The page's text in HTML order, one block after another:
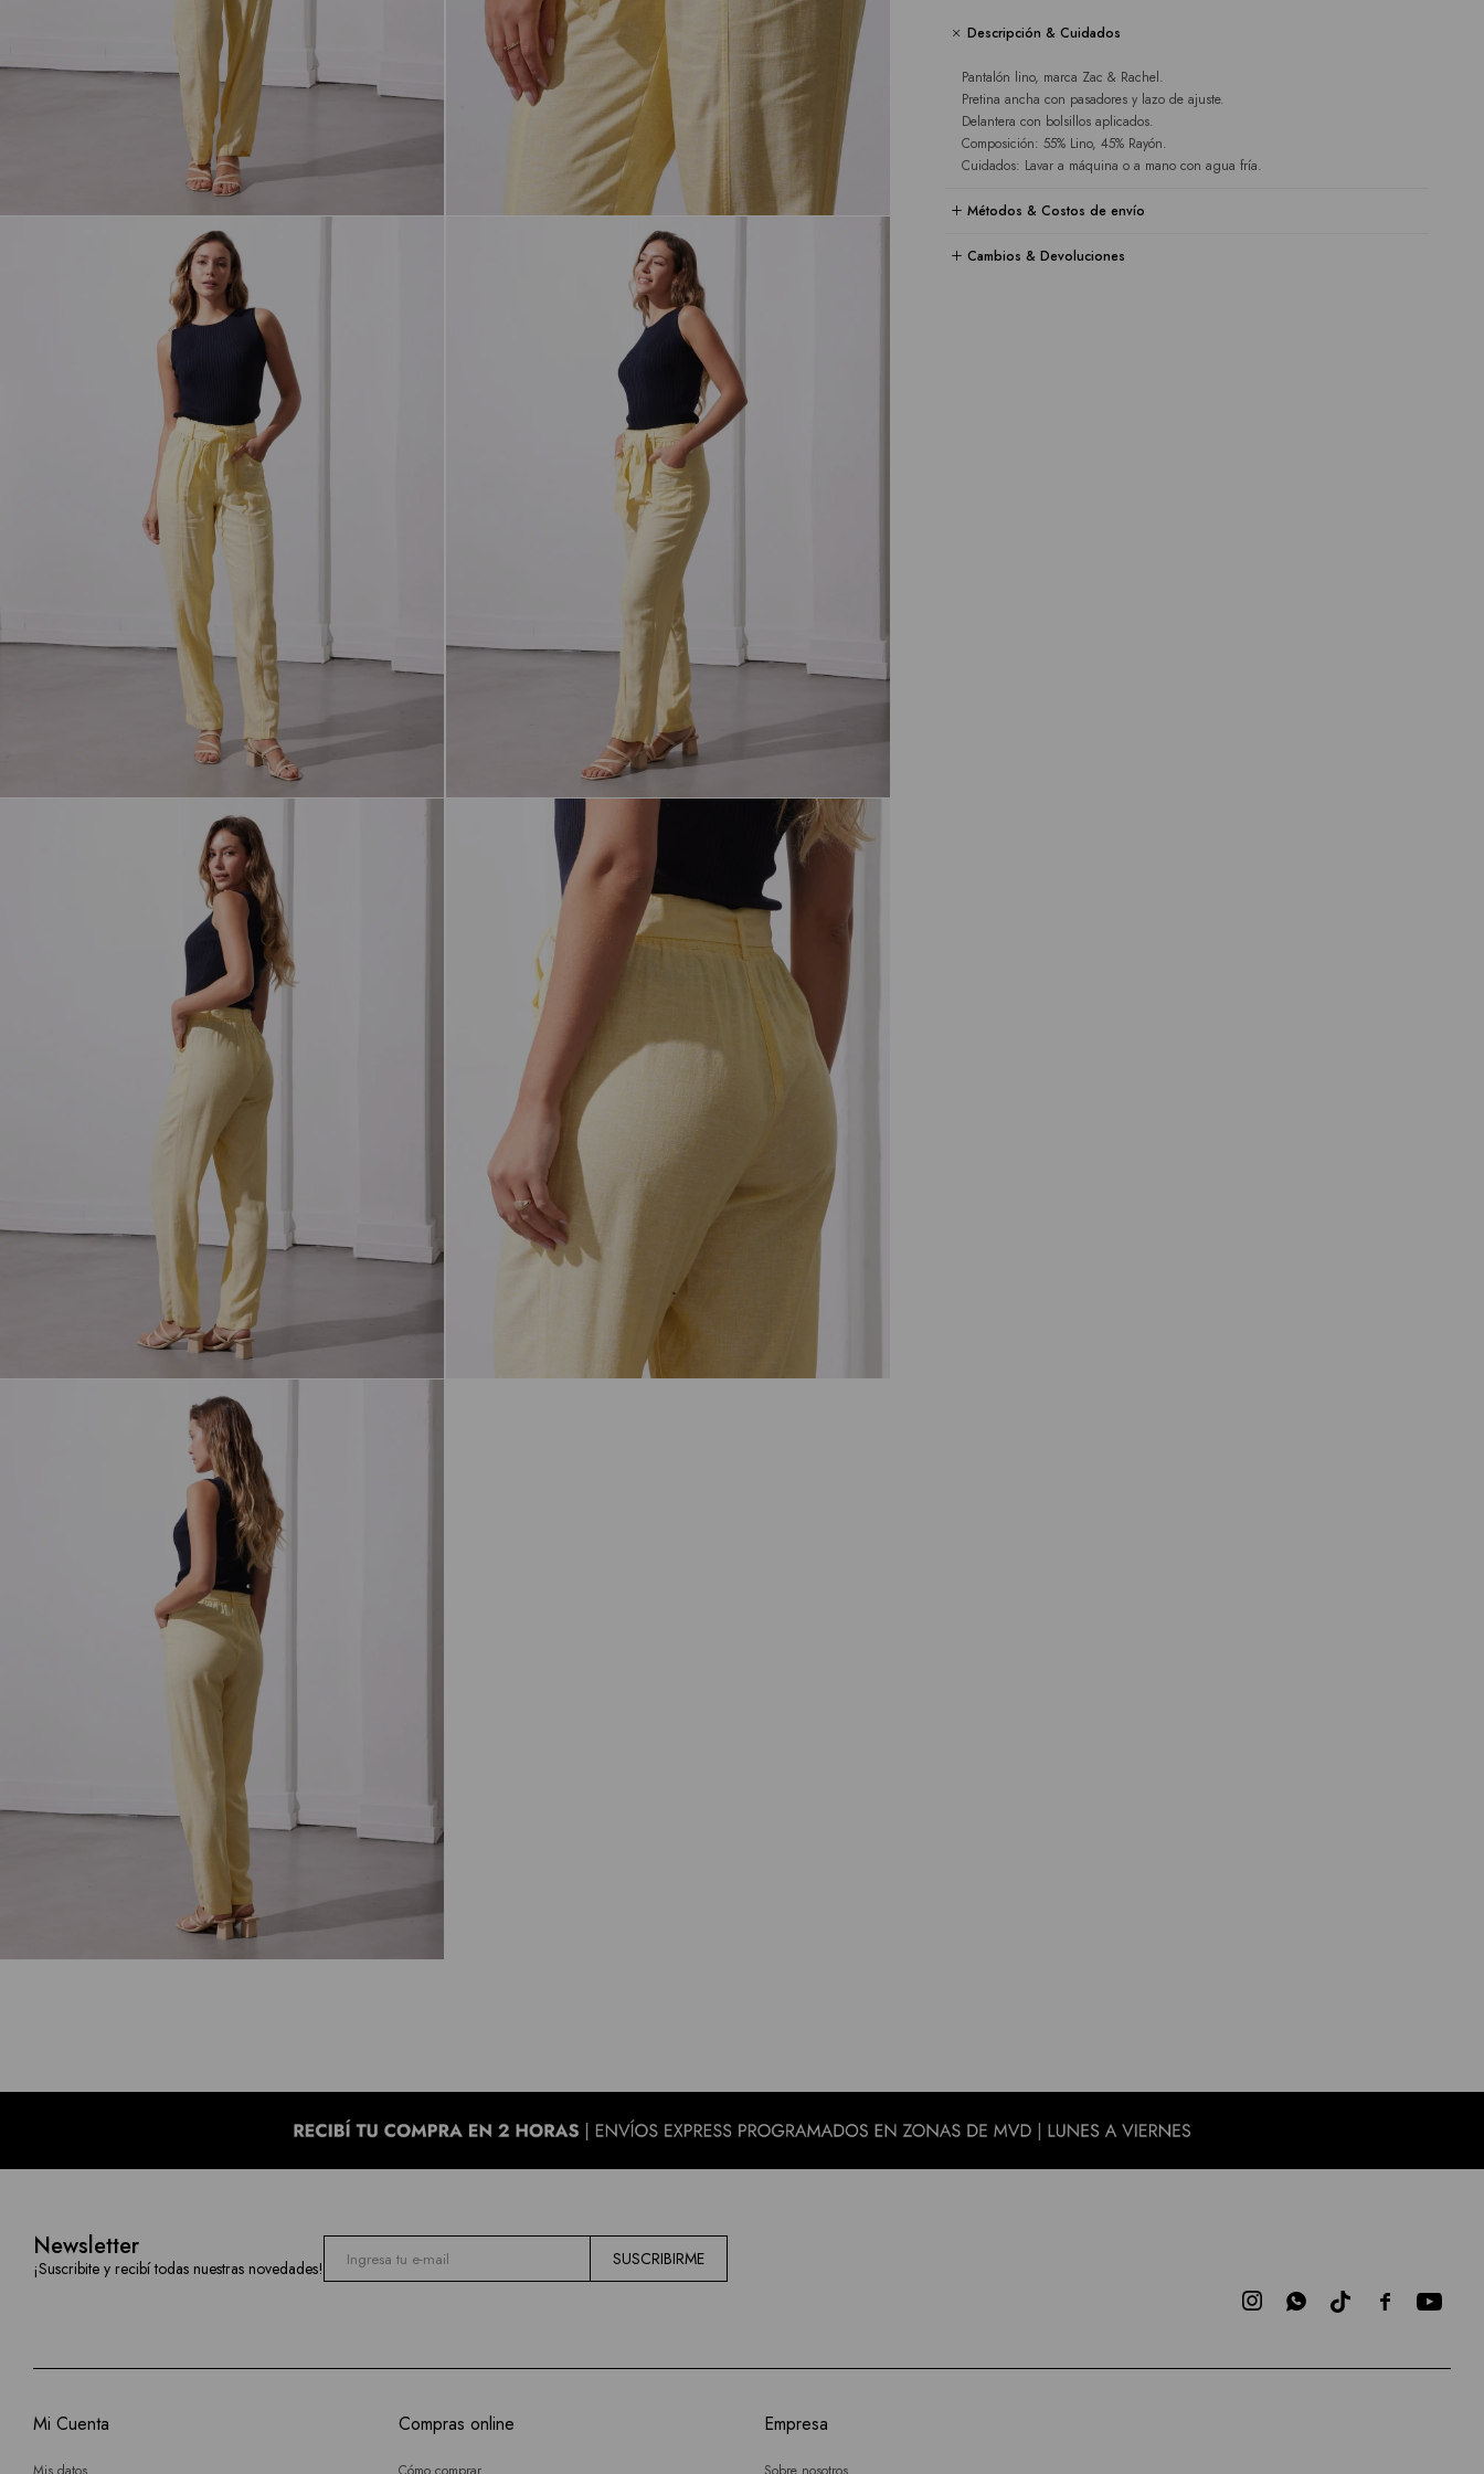
Descripción & Cuidados
Pantalón lino, marca Zac & Rachel.
Pretina ancha con pasadores y lazo de ajuste.
Delantera con bolsillos aplicados.
Composición: 55% Lino, 45% Rayón.
Cuidados: Lavar a máquina o a mano con agua fría.
Métodos & Costos de envío
Cambios & Devoluciones
Newsletter
¡Suscribite y recibí todas nuestras novedades! SUSCRIBIRME

 
Mi Cuenta Compras online Empresa